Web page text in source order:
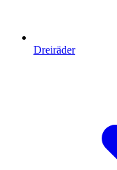
Dreiräder